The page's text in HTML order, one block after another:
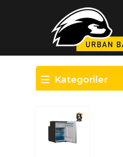
Kategoriler